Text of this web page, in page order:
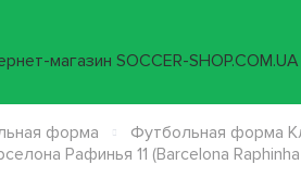
форма
Футбольная форма
Рафинья 11 (Barcelona